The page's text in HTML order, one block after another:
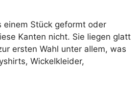
einem Stück geformt oder
Kanten nicht. Sie liegen glatt
ersten Wahl unter allem, was
Wickelkleider,